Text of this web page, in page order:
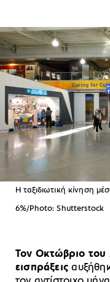
Η ταξιδιωτική κίνηση
6%/Photo: Shutterstock
Τον Οκτώβριο του
εισπράξεις